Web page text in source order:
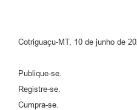
Cotriguaçu-MT, 10 de junho de
Publique-se.
Registre-se.
Cumpra-se.